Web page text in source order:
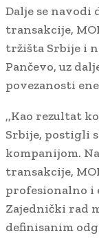
Dalje se navodi
transakcije,
tržišta Srbije i
Pančevo, uz
povezanosti
,,Kao rezultat
Srbije, postigli
kompanijom.
transakcije,
profesionalno i
Zajednički rad
definisanim